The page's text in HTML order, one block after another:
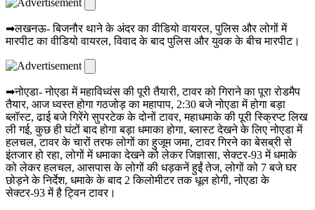
➡लखनऊ- बिजनौर थाने के अंदर का वीडियो वायरल, पुलिस और लोगों में
मारपीट का वीडियो वायरल, विवाद के बाद पुलिस और युवक के बीच मारपीट।
➡नोएडा- नोएडा में महाविध्वंस की पूरी तैयारी, टावर को गिराने का पूरा रोडमैप
तैयार, आज ध्वस्त होगा गठजोड़ का महापाप, 2:30 बजे नोएडा में होगा बड़ा
ब्लॉस्ट, ढाई बजे गिरेंगे सुपरटेक के दोनों टावर, महाधमाके की पूरी स्क्रिप्ट लिख
ली गई, कुछ ही घंटों बाद होगा बड़ा धमाका होगा, ब्लास्ट देखने के लिए नोएडा में
हलचल, टावर के चारों तरफ लोगों का हुजूम जमा, टावर गिरने का बेसब्री से
इंतजार हो रहा, लोगों में धमाका देखने को लेकर जिज्ञासा, सेक्टर-93 में धमाके
को लेकर हलचल, आसपास के लोगों की धड़कनें हुईं तेज, लोगों को 7 बजे घर
छोड़ने के निर्देश, धमाके के बाद 2 किलोमीटर तक धूल होगी, नोएडा के
सेक्टर-93 में है ट्विन टावर।